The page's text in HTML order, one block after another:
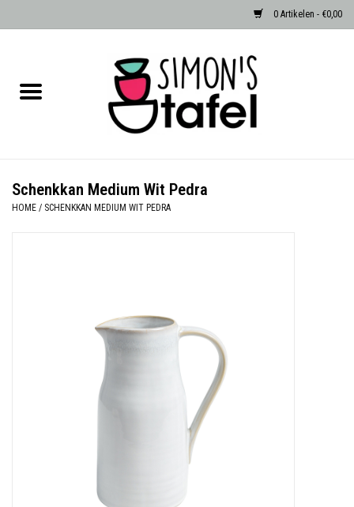
0 Artikelen - €0,00
Albast waxinehouders van Zenza
Schenkkan Medium Wit Pedra
HOME / SCHENKKAN MEDIUM WIT PEDRA